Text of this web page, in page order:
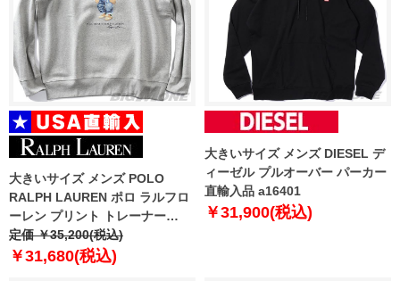
大きいサイズ メンズ POLO
RALPH LAUREN ポロ ラルフロ
ーレン プリント トレーナー
POLO BEAR USA直輸入
710p04977-002
定価 ￥35,200(税込)
￥31,680(税込)
大きいサイズ メンズ DIESEL デ
ィーゼル プルオーバー パーカー
直輸入品 a16401
￥31,900(税込)